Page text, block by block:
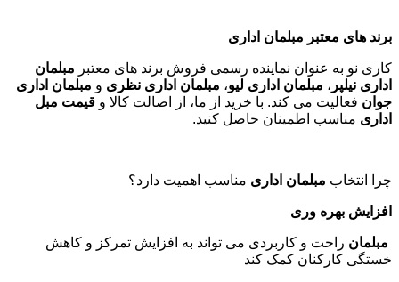
برند های معتبر مبلمان اداری
کاری نو به عنوان نماینده رسمی فروش برند های معتبر مبلمان
اداری نیلپر ، مبلمان اداری لیو، مبلمان اداری نظری و مبلمان اداری
جوان فعالیت می کند. با خرید از ما، از اصالت کالا و قیمت مبل
اداری مناسب اطمینان حاصل کنید.
چرا انتخاب مبلمان اداری مناسب اهمیت دارد؟
افزایش بهره وری
مبلمان راحت و کاربردی می تواند به افزایش تمرکز و کاهش
خستگی کارکنان کمک کند